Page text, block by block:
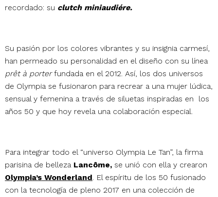
recordado: su clutch miniaudiére.
Su pasión por los colores vibrantes y su insignia carmesí,
han permeado su personalidad en el diseño con su línea
prêt à porterfundada en el 2012. Así, los dos universos
de Olympia se fusionaron para recrear a una mujer lúdica,
sensual y femenina a través de siluetas inspiradas en los
años 50 y que hoy revela una colaboración especial.
Para integrar todo el “universo Olympia Le Tan”, la firma
parisina de bellezaLancôme, se unió con ella y crearon
Olympia’s Wonderland. El espíritu de los 50 fusionado
con la tecnología de pleno 2017 en una colección de